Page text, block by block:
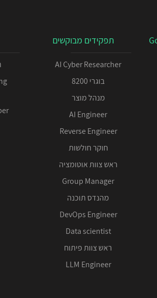
תפקידים מבוקשים
AI Cyber Researcher
בוגרי 8200
מנהל מוצר
AI Engineer
Reverse Engineer
חוקר חולשות
ראש צוות אוטומציה
Group Manager
מהנדס תוכנה
DevOps Engineer
Data scientist
ראש צוות פיתוח
LLM Engineer